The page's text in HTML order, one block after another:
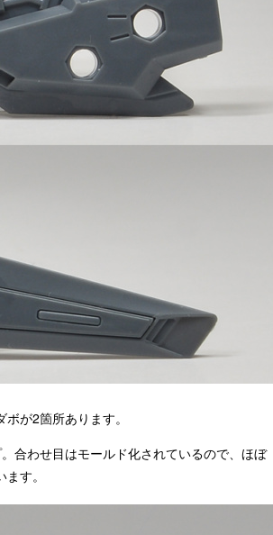
が2箇所あります。
合わせ目はモールド化されているので、ほぼ
す。